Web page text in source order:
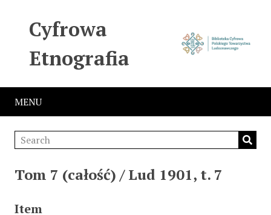
Cyfrowa
Etnografia
MENU
Tom 7 (całość) / Lud 1901, t. 7
Item